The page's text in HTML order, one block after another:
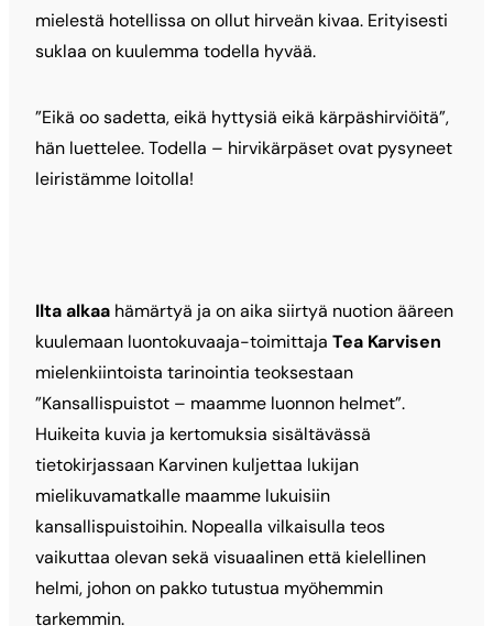
mielestä hotellissa on ollut hirveän kivaa. Erityisesti
suklaa on kuulemma todella hyvää.
”Eikä oo sadetta, eikä hyttysiä eikä kärpäshirviöitä”,
hän luettelee. Todella – hirvikärpäset ovat pysyneet
leiristämme loitolla!
Ilta alkaa hämärtyä ja on aika siirtyä nuotion ääreen
kuulemaan luontokuvaaja-toimittaja Tea Karvisen
mielenkiintoista tarinointia teoksestaan
”Kansallispuistot – maamme luonnon helmet”.
Huikeita kuvia ja kertomuksia sisältävässä
tietokirjassaan Karvinen kuljettaa lukijan
mielikuvamatkalle maamme lukuisiin
kansallispuistoihin. Nopealla vilkaisulla teos
vaikuttaa olevan sekä visuaalinen että kielellinen
helmi, johon on pakko tutustua myöhemmin
tarkemmin.